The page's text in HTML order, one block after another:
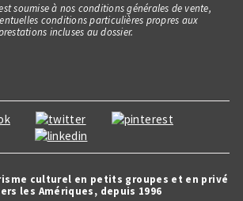
soumise à nos conditions générales de vente,
conditions particulières propres aux
incluses au dossier.
culturel en petits groupes et en privé
les Amériques, depuis 1996